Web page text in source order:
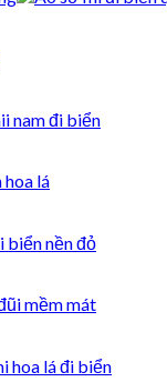
lá
mềm mát